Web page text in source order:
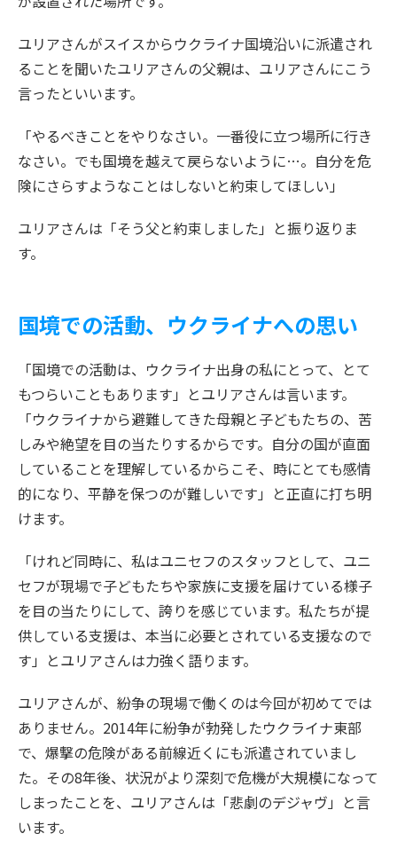
ユリアさんがスイスからウクライナ国境沿いに派遣され
ることを聞いたユリアさんの父親は、ユリアさんにこう
言ったといいます。
「やるべきことをやりなさい。一番役に立つ場所に行き
なさい。でも国境を越えて戻らないように…。自分を危
険にさらすようなことはしないと約束してほしい」
ユリアさんは「そう父と約束しました」と振り返りま
す。
国境での活動、ウクライナへの思い
「国境での活動は、ウクライナ出身の私にとって、とて
もつらいこともあります」とユリアさんは言います。
「ウクライナから避難してきた母親と子どもたちの、苦
しみや絶望を目の当たりするからです。自分の国が直面
していることを理解しているからこそ、時にとても感情
的になり、平静を保つのが難しいです」と正直に打ち明
けます。
「けれど同時に、私はユニセフのスタッフとして、ユニ
セフが現場で子どもたちや家族に支援を届けている様子
を目の当たりにして、誇りを感じています。私たちが提
供している支援は、本当に必要とされている支援なので
す」とユリアさんは力強く語ります。
ユリアさんが、紛争の現場で働くのは今回が初めてでは
ありません。2014年に紛争が勃発したウクライナ東部
で、爆撃の危険がある前線近くにも派遣されていまし
た。その8年後、状況がより深刻で危機が大規模になって
しまったことを、ユリアさんは「悲劇のデジャヴ」と言
います。